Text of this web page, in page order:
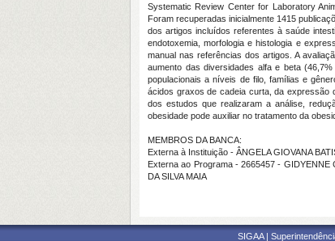
Systematic Review Center for Laboratory
Foram recuperadas inicialmente 1415
dos artigos incluídos referentes à saúde
endotoxemia, morfologia e histologia e
manual nas referências dos artigos. A
aumento das diversidades alfa e beta
populacionais a níveis de filo, famílias e
ácidos graxos de cadeia curta, da expressão
dos estudos que realizaram a análise,
obesidade pode auxiliar no tratamento da
MEMBROS DA BANCA:
Externa à Instituição - ÂNGELA GIOVANA
Externa ao Programa - 2665457 - GIDYENNE
DA SILVA MAIA
SIGAA |